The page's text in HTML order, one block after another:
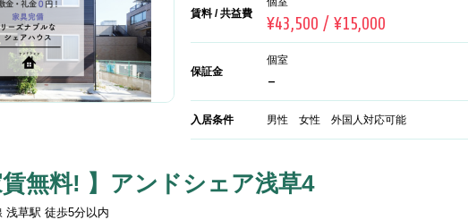
賃料 / 共益費
¥43,500 / ¥15,000
保証金
個室
-
入居条件 男性 女性 外国人対応可能
賃無料! 】アンドシェア浅草4
浅草駅 徒歩5分以内